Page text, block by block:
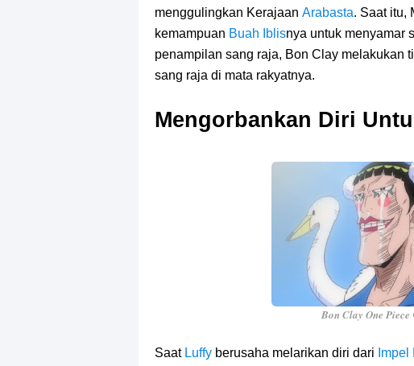
menggulingkan Kerajaan Arabasta. Saat itu,
kemampuan Buah Iblisnya untuk menyamar
penampilan sang raja, Bon Clay melakukan
sang raja di mata rakyatnya.
Mengorbankan Diri
Bon Clay One
Saat Luffy berusaha melarikan diri dari Impel